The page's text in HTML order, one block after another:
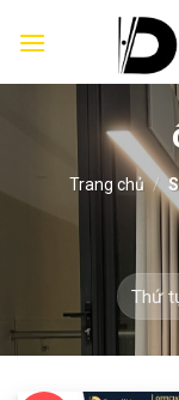
Trang chủ /